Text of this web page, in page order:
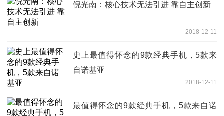
倪光南：核心技术无法引进 靠自主创新
2018-12-11
史上最值得怀念的9款经典手机，5款来
自诺基亚
2018-12-11
最值得怀念的9款经典手机，5款来自诺